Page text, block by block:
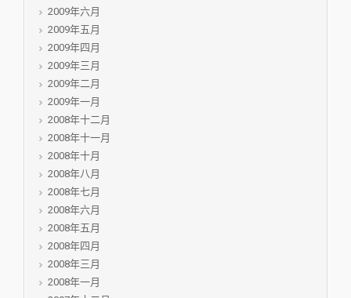
2009年六月
2009年五月
2009年四月
2009年三月
2009年二月
2009年一月
2008年十二月
2008年十一月
2008年十月
2008年八月
2008年七月
2008年六月
2008年五月
2008年四月
2008年三月
2008年一月